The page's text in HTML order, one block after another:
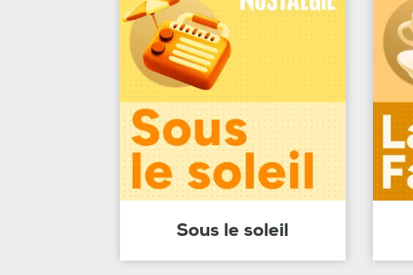
Sous le soleil